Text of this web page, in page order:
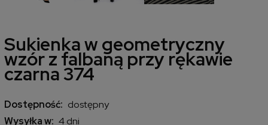
Sukienka w geometryczny
wzór z falbaną przy rękawie
czarna 374
Dostępność: dostępny
Wysyłka w: 4 dni